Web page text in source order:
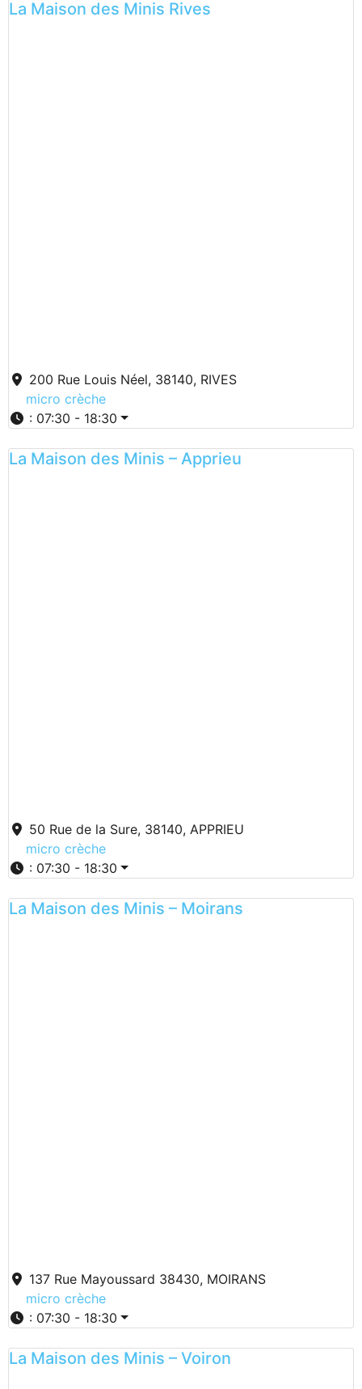
La Maison des Minis Rives
200 Rue Louis Néel, 38140, RIVES
micro crèche
: 07:30 - 18:30
La Maison des Minis – Apprieu
50 Rue de la Sure, 38140, APPRIEU
micro crèche
: 07:30 - 18:30
La Maison des Minis – Moirans
137 Rue Mayoussard 38430, MOIRANS
micro crèche
: 07:30 - 18:30
La Maison des Minis – Voiron